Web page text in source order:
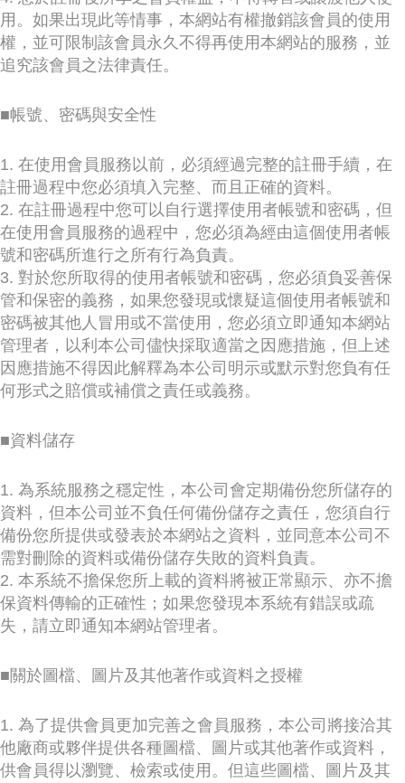
用。如果出現此等情事，本網站有權撤銷該會員的使用
權，並可限制該會員永久不得再使用本網站的服務，並
追究該會員之法律責任。
■帳號、密碼與安全性
1. 在使用會員服務以前，必須經過完整的註冊手續，在
註冊過程中您必須填入完整、而且正確的資料。
2. 在註冊過程中您可以自行選擇使用者帳號和密碼，但
在使用會員服務的過程中，您必須為經由這個使用者帳
號和密碼所進行之所有行為負責。
3. 對於您所取得的使用者帳號和密碼，您必須負妥善保
管和保密的義務，如果您發現或懷疑這個使用者帳號和
密碼被其他人冒用或不當使用，您必須立即通知本網站
管理者，以利本公司儘快採取適當之因應措施，但上述
因應措施不得因此解釋為本公司明示或默示對您負有任
何形式之賠償或補償之責任或義務。
■資料儲存
1. 為系統服務之穩定性，本公司會定期備份您所儲存的
資料，但本公司並不負任何備份儲存之責任，您須自行
備份您所提供或發表於本網站之資料，並同意本公司不
需對刪除的資料或備份儲存失敗的資料負責。
2. 本系統不擔保您所上載的資料將被正常顯示、亦不擔
保資料傳輸的正確性；如果您發現本系統有錯誤或疏
失，請立即通知本網站管理者。
■關於圖檔、圖片及其他著作或資料之授權
1. 為了提供會員更加完善之會員服務，本公司將接洽其
他廠商或夥伴提供各種圖檔、圖片或其他著作或資料，
供會員得以瀏覽、檢索或使用。但這些圖檔、圖片及其